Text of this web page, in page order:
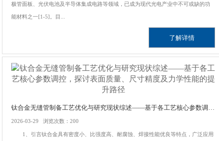
极管面板、光伏电池及半导体集成电路等领域，已成为现代光电产业中不可或缺的功
能材料之一[1-5]。目...
了解详情
2026-03-29 浏览次数：200
1、引言钛合金具有密度小、比强度高、耐腐蚀、焊接性能优良等特点，广泛应用